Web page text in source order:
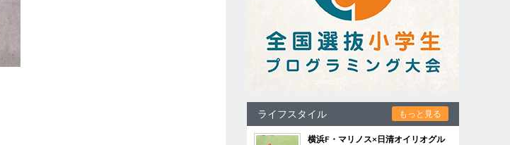
ライフスタイル もっと見る
横浜F・マリノス×日清オイリオグル